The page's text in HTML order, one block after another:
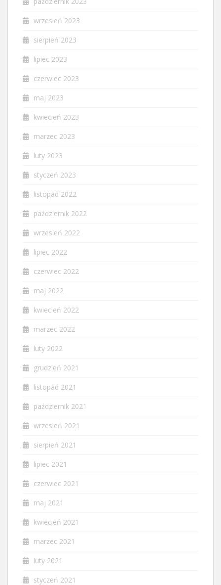
wrzesień 2023
sierpień 2023
lipiec 2023
czerwiec 2023
maj 2023
kwiecień 2023
marzec 2023
luty 2023
styczeń 2023
listopad 2022
październik 2022
wrzesień 2022
lipiec 2022
czerwiec 2022
maj 2022
kwiecień 2022
marzec 2022
luty 2022
grudzień 2021
listopad 2021
październik 2021
wrzesień 2021
sierpień 2021
lipiec 2021
czerwiec 2021
maj 2021
kwiecień 2021
marzec 2021
luty 2021
styczeń 2021